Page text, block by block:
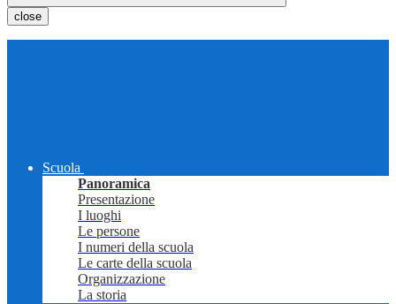
close
Scuola
Panoramica
Presentazione
I luoghi
Le persone
I numeri della scuola
Le carte della scuola
Organizzazione
La storia